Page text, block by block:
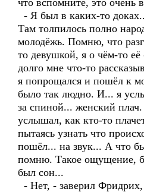
что вспомните, это очень
- Я был в каких-то
Там толпилось полно
молодёжь. Помню, что
то девушкой, я о чём-то
долго мне что-то
я попрощался и пошёл к
было так людно. И... я
за спиной... женский
услышал, как кто-то
пытаясь узнать что
пошёл... на звук... А что
помню. Такое ощущение,
был сон...
- Нет, - заверил